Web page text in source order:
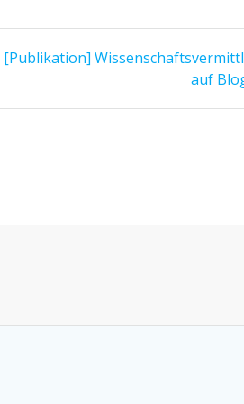
Nächster
[Publikation]
auf